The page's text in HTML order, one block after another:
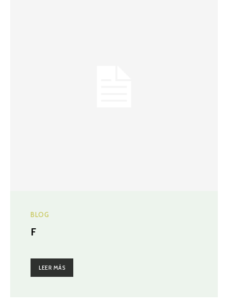
BLOG
F
LEER MÁS